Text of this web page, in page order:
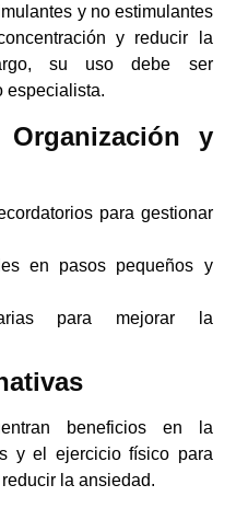
y no estimulantes
y reducir la
su uso debe ser
especialista.
y
para gestionar
en pasos pequeños y
para mejorar la
beneficios en la
y el ejercicio físico para
la ansiedad.